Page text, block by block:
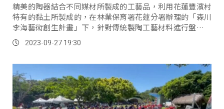
精美的陶器結合不同媒材所製成的工藝品，利用花蓮豐濱村
特有的黏土所製成的，在林業保育署花蓮分署辦理的「森川
李海藝術創生計畫」下，針對傳統製陶工藝材料進行盤點、
調查，並分析過往產業與地方發展的關係；再讓藝術家進駐
到部落，進行交流與材料實驗，讓部落的自然資源在時代的
2023-09-27 19:30